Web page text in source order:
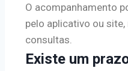
O acompanhamento
pelo aplicativo ou
consultas.
Existe um